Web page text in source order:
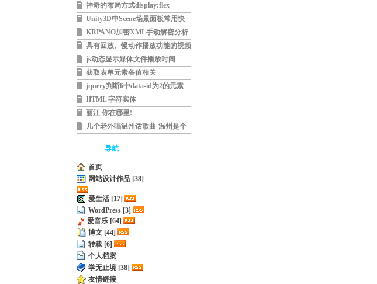
神奇的布局方式display:flex
Unity3D中Scene场景面板常用快
捷键
KRPANO加密XML手动解密分析
具有回放、慢动作播放功能的视频
播放器
js动态显示媒体文件播放时间
获取表单元素各值相关
jquery判断li中data-id为2的元素
HTML 字符实体
丽江 你在哪里!
几个老外唱温州话歌曲-温州是个
导航
首页
网站设计作品 [38]
爱生活 [17]
WordPress [3]
爱音乐 [64]
博文 [44]
转载 [6]
个人档案
学无止境 [38]
友情链接